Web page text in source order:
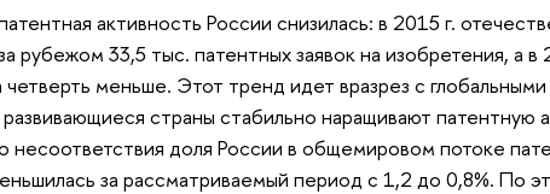
активность России снизилась: в 2015 г.
рубежом 33,5 тыс. патентных заявок на изобретения, а в
меньше. Этот тренд идет вразрез с
страны стабильно наращивают патентную
несоответствия доля России в общемировом потоке
за рассматриваемый период с 1,2 до 0,8%. По